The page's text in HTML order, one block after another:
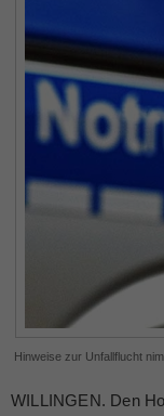
Hinweise zur Unfallflucht
WILLINGEN. Den